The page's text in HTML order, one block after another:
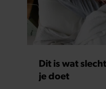
Dit is wat
je doet